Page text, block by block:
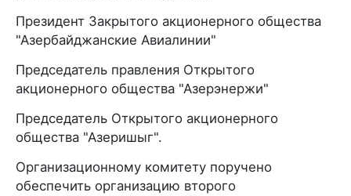
Президент Закрытого акционерного общества
"Азербайджанские Авиалинии"
Председатель правления Открытого
акционерного общества "Азерэнержи"
Председатель Открытого акционерного
общества "Азеришыг".
Организационному комитету поручено
обеспечить организацию второго